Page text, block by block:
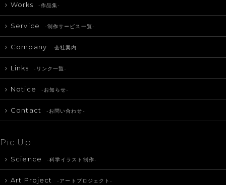
Works -作品集-
Service -制作サービス一覧-
Company -会社案内-
Links -リンク一覧-
Notice -お知らせ-
Contact -お問い合わせ-
Pic Up
Science -科学イラスト制作-
Art Project -アートプロジェクト-